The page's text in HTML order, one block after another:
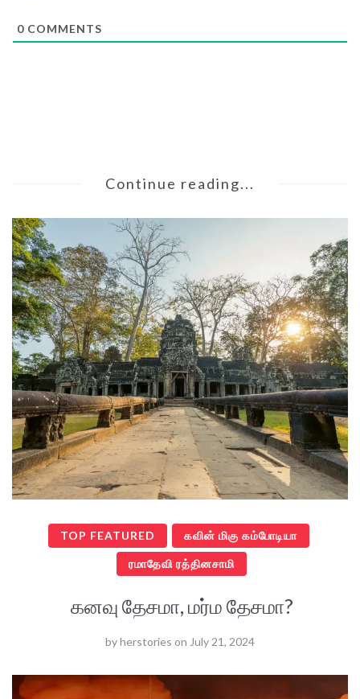
0 COMMENTS
Continue reading...
TOP FEATURED கவின் மிகு கம்போடியா
ரமாதேவி ரத்தினசாமி
கனவு தேசமா, மர்ம தேசமா?
byherstories on July 21, 2024